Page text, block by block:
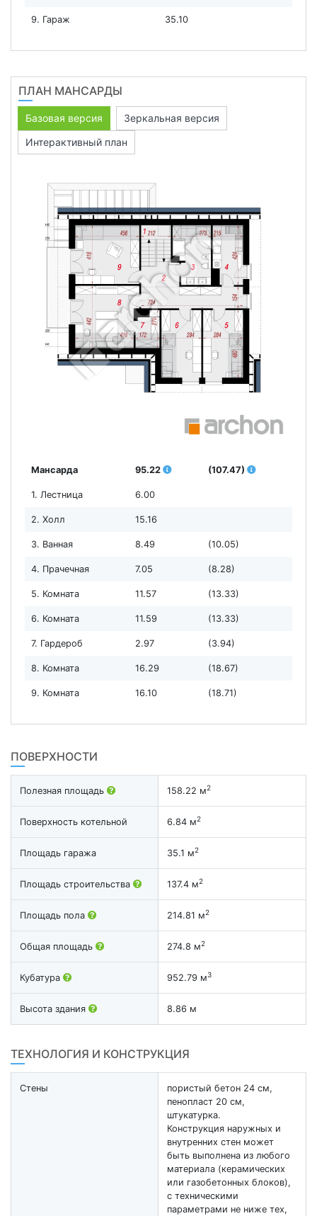
9. Гараж 35.10
ПЛАН МАНСАРДЫ
Базовая версия
Зеркальная версия
Интерактивный план
Мансарда 95.22 (107.47)
1. Лестница 6.00
2. Холл 15.16
3. Ванная 8.49 (10.05)
4. Прачечная 7.05 (8.28)
5. Комната 11.57 (13.33)
6. Комната 11.59 (13.33)
7. Гардероб 2.97 (3.94)
8. Комната 16.29 (18.67)
9. Комната 16.10 (18.71)
ПОВЕРХНОСТИ
Полезная площадь 158.22 м2
Поверхность котельной 6.84 м2
Площадь гаража 35.1 м2
Площадь строительства 137.4 м2
Площадь пола 214.81 м2
Общая площадь 274.8 м2
Кубатура 952.79 м3
Высота здания 8.86 м
ТЕХНОЛОГИЯ И КОНСТРУКЦИЯ
Стены
пористый бетон 24 см,
пенопласт 20 см,
штукатурка.
Конструкция наружных и
внутренних стен может
быть выполнена из любого
материала (керамических
или газобетонных блоков),
с техническими
параметрами не ниже тех,